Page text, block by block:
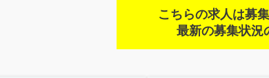
こちらの求人は募
最新の募集状況